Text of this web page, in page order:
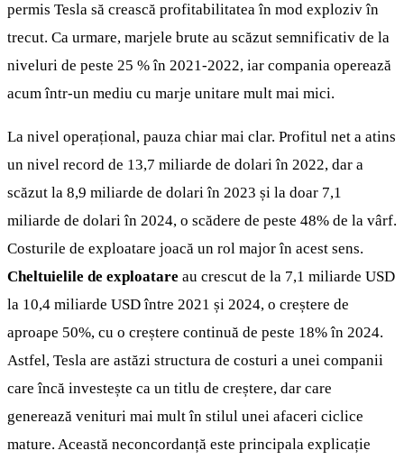
permis Tesla să crească profitabilitatea în mod exploziv în
trecut. Ca urmare, marjele brute au scăzut semnificativ de la
niveluri de peste 25 % în 2021-2022, iar compania operează
acum într-un mediu cu marje unitare mult mai mici.
La nivel operațional, pauza chiar mai clar. Profitul net a atins
un nivel record de 13,7 miliarde de dolari în 2022, dar a
scăzut la 8,9 miliarde de dolari în 2023 și la doar 7,1
miliarde de dolari în 2024, o scădere de peste 48% de la vârf.
Costurile de exploatare joacă un rol major în acest sens.
Cheltuielile de exploatare au crescut de la 7,1 miliarde USD
la 10,4 miliarde USD între 2021 și 2024, o creștere de
aproape 50%, cu o creștere continuă de peste 18% în 2024.
Astfel, Tesla are astăzi structura de costuri a unei companii
care încă investește ca un titlu de creștere, dar care
generează venituri mai mult în stilul unei afaceri ciclice
mature. Această neconcordanță este principala explicație